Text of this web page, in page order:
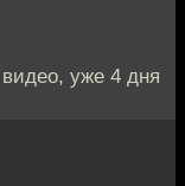
уже 4 дня